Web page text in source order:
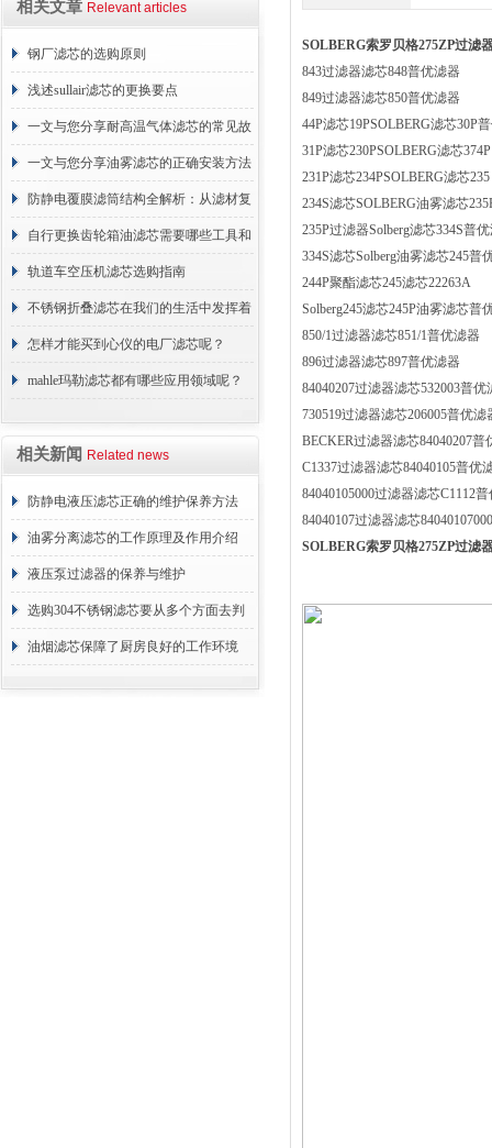
相关文章 Relevant articles
钢厂滤芯的选购原则
浅述sullair滤芯的更换要点
一文与您分享耐高温气体滤芯的常见故
障相应解决方法
一文与您分享油雾滤芯的正确安装方法
防静电覆膜滤筒结构全解析：从滤材复
合到整体成型
自行更换齿轮箱油滤芯需要哪些工具和
材料？
轨道车空压机滤芯选购指南
不锈钢折叠滤芯在我们的生活中发挥着
哪些作用呢？
怎样才能买到心仪的电厂滤芯呢？
mahle玛勒滤芯都有哪些应用领域呢？
相关新闻 Related news
防静电液压滤芯正确的维护保养方法
油雾分离滤芯的工作原理及作用介绍
液压泵过滤器的保养与维护
选购304不锈钢滤芯要从多个方面去判
断
油烟滤芯保障了厨房良好的工作环境
SOLBERG索罗贝格275ZP过滤
843过滤器滤芯848普优滤器
849过滤器滤芯850普优滤器
44P滤芯19PSOLBERG滤芯30P
31P滤芯230PSOLBERG滤芯374P
231P滤芯234PSOLBERG滤芯235
234S滤芯SOLBERG油雾滤芯
235P过滤器Solberg滤芯334S普
334S滤芯Solberg油雾滤芯245普
244P聚酯滤芯245滤芯22263A
Solberg245滤芯245P油雾滤芯普
850/1过滤器滤芯851/1普优滤器
896过滤器滤芯897普优滤器
84040207过滤器滤芯532003普
730519过滤器滤芯206005普优滤
BECKER过滤器滤芯84040207普
C1337过滤器滤芯84040105普优
84040105000过滤器滤芯C1112
84040107过滤器滤芯84040107000
SOLBERG索罗贝格275ZP过滤